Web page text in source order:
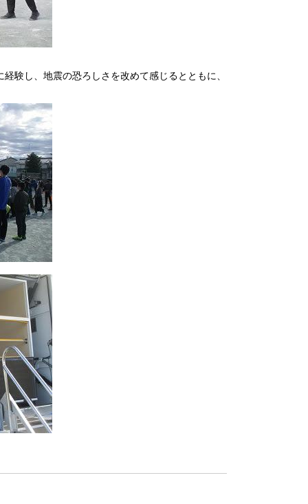
し、地震の恐ろしさを改めて感じるとともに、